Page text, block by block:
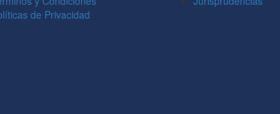
de Privacidad